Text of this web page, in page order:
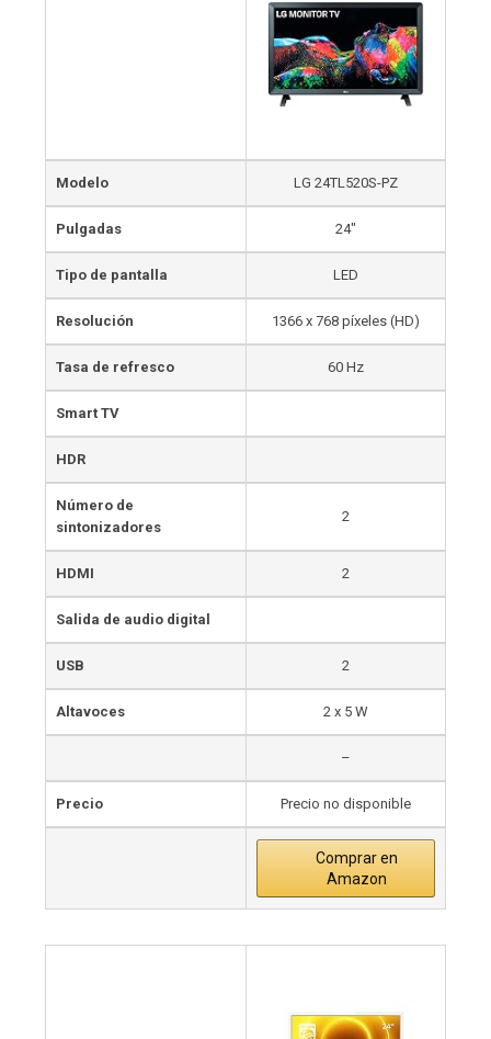
Modelo LG 24TL520S-PZ
Pulgadas 24″
Tipo de pantalla LED
Resolución 1366 x 768 píxeles (HD)
Tasa de refresco 60 Hz
Smart TV
HDR
Número de
sintonizadores
2
HDMI 2
Salida de audio digital
USB 2
Altavoces 2 x 5 W
–
Precio Precio no disponible
Comprar en
Amazon